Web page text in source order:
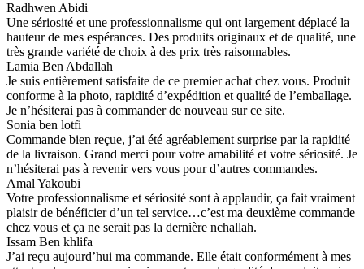
Radhwen Abidi
Une sériosité et une professionnalisme qui ont largement déplacé la
hauteur de mes espérances. Des produits originaux et de qualité, une
très grande variété de choix à des prix très raisonnables.
Lamia Ben Abdallah
Je suis entièrement satisfaite de ce premier achat chez vous. Produit
conforme à la photo, rapidité d’expédition et qualité de l’emballage.
Je n’hésiterai pas à commander de nouveau sur ce site.
Sonia ben lotfi
Commande bien reçue, j’ai été agréablement surprise par la rapidité
de la livraison. Grand merci pour votre amabilité et votre sériosité. Je
n’hésiterai pas à revenir vers vous pour d’autres commandes.
Amal Yakoubi
Votre professionnalisme et sériosité sont à applaudir, ça fait vraiment
plaisir de bénéficier d’un tel service…c’est ma deuxième commande
chez vous et ça ne serait pas la dernière nchallah.
Issam Ben khlifa
J’ai reçu aujourd’hui ma commande. Elle était conformément à mes